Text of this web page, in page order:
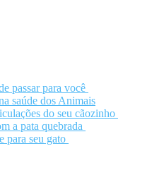
passar para você
saúde dos Animais
do seu cãozinho
a pata quebrada
para seu gato